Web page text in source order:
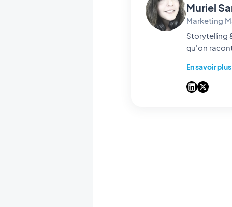
Muriel
Marketing
Storytelling & GEO chez
qu'on
code facile
En savoir plus